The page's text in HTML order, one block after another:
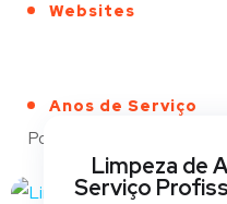
Websites
Anos de Serviço
Portfólio
Limpeza de
Serviço